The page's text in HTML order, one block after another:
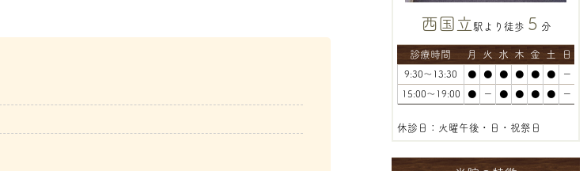
西国立 駅より徒歩 5 分
診療時間 月 火 水 木 金 土 日
9:30～13:30 ● ● ● ● ● ● ー
15:00～19:00 ● ー ● ● ● ● ー
休診日：火曜午後・日・祝祭日